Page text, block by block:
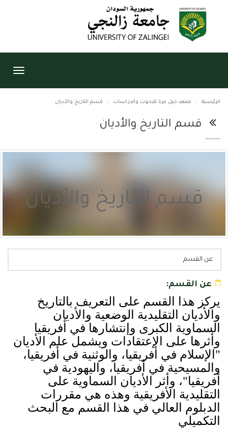
الرئيسية معهد جبل مرة للبحوث والدراسات قسم التاريخ والأديان
قسم التاريخ والأديان
قسم التاريخ والأديان
عن القسم
عن القسم:
يركز هذا القسم على التعريف بالتاريخ
والأديان التقليدية الوضعية والأديان
السماوية الكبرى وإنتشارها في أفريقيا
وأثرها على الإعتقادات ويشمل علم الأديان
"الإسلام في أفريقيا، والوثنية في أفريقيا،
والمسيحية في أفريقيا، واليهودية في
أفريقيا"، وأثر الأديان السماوية على
التقليدية الأفريقية وهذه هي مقررات
الدبلوم العالي في هذا القسم مع البحث
التكميلي